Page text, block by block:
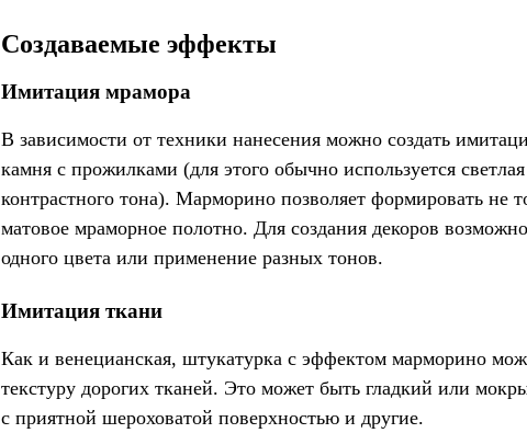
Создаваемые эффекты
Имитация мрамора
В зависимости от техники нанесения можно создать
камня с прожилками (для этого обычно используется
контрастного тона). Марморино позволяет формировать не
матовое мраморное полотно. Для создания декоров
одного цвета или применение разных тонов.
Имитация ткани
Как и венецианская, штукатурка с эффектом марморино
текстуру дорогих тканей. Это может быть гладкий или
с приятной шероховатой поверхностью и другие.